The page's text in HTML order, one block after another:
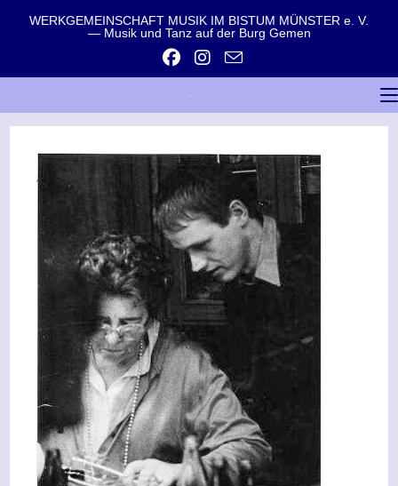
WERKGEMEINSCHAFT MUSIK IM BISTUM MÜNSTER e. V.
— Musik und Tanz auf der Burg Gemen